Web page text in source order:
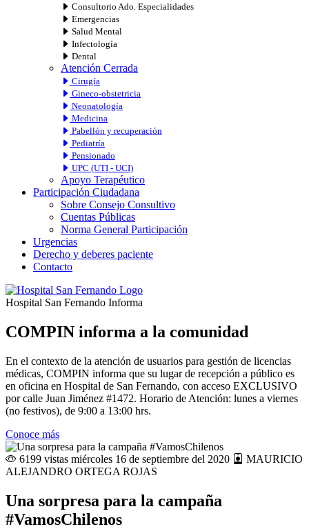
Consultorio Ado. Especialidades
Emergencias
Salud Mental
Infectología
Dental
Atención Cerrada
Cirugía
Gineco-obstetricia
Neonatología
Medicina
Pabellón y recuperación
Pediatría
Pensionado
UPC (UTI - UCI)
Apoyo Terapéutico
Participación Ciudadana
Sobre Consejo Consultivo
Cuentas Públicas
Norma General Participación
Urgencias
Derecho y deberes paciente
Contacto
Hospital San Fernando Informa
COMPIN informa a la comunidad
En el contexto de la atención de usuarios para gestión de licencias
médicas, COMPIN informa que su lugar de recepción a público es
en oficina en Hospital de San Fernando, con acceso EXCLUSIVO
por calle Juan Jiménez #1472. Horario de Atención: lunes a viernes
(no festivos), de 9:00 a 13:00 hrs.
Conoce más
6199 vistas miércoles 16 de septiembre del 2020
MAURICIO
ALEJANDRO ORTEGA ROJAS
Una sorpresa para la campaña
#VamosChilenos